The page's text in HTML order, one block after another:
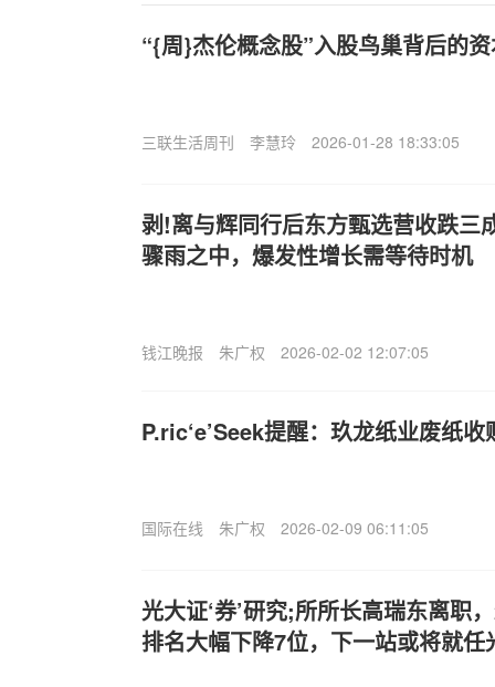
“{周}杰伦概念股”入股鸟巢背后的
三联生活周刊 李慧玲 2026-01-28 18:33:05
剥!离与辉同行后东方甄选营收跌三
骤雨之中，爆发性增长需等待时机
钱江晚报 朱广权 2026-02-02 12:07:05
P.ric‘e’Seek提醒：玖龙纸业废纸
国际在线 朱广权 2026-02-09 06:11:05
光大证‘券’研究;所所长高瑞东离职
排名大幅下降7位，下一站或将就